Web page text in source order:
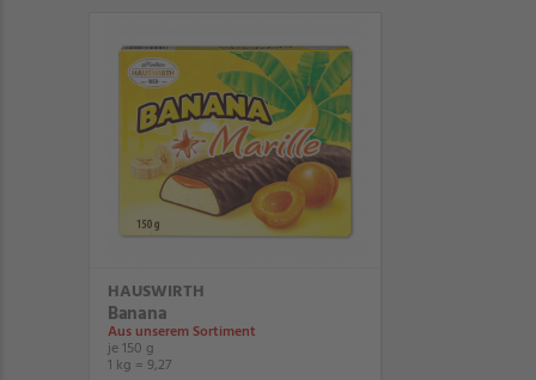
HAUSWIRTH
Banana
Aus unserem Sortiment
je 150 g
1 kg = 9,27